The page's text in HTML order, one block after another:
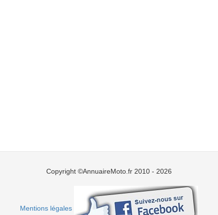
Copyright ©AnnuaireMoto.fr 2010 - 2026
Mentions légales